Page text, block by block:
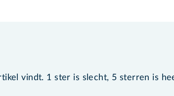
vindt. 1 ster is slecht, 5 sterren is